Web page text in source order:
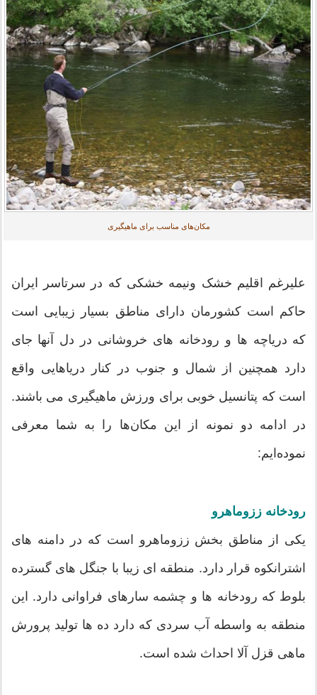
مکان‌های مناسب برای ماهیگیری
علیرغم اقلیم خشک ونیمه خشکی که در سرتاسر ایران
حاکم است کشورمان دارای مناطق بسیار زیبایی است
که دریاچه ها و رودخانه های خروشانی در دل آنها جای
دارد همچنین از شمال و جنوب در کنار دریاهایی واقع
است که پتانسیل خوبی برای ورزش ماهیگیری می باشند.
در ادامه دو نمونه از این مکان‌ها را به شما معرفی
نموده‌ایم:
رودخانه ززوماهرو
یکی از مناطق بخش ززوماهرو است که در دامنه های
اشترانکوه قرار دارد. منطقه ای زیبا با جنگل های گسترده
بلوط که رودخانه ها و چشمه سارهای فراوانی دارد. این
منطقه به واسطه آب سردی که دارد ده ها تولید پرورش
ماهی قزل آلا احداث شده است.